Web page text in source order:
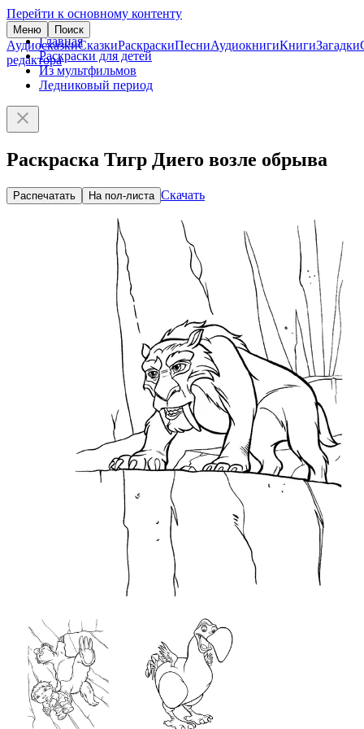
Перейти к основному контенту
Меню Поиск
АудиосказкиСказкиРаскраскиПесниАудиокнигиКнигиЗагадки
редактора
Главная
Раскраски для детей
Из мультфильмов
Ледниковый период
Раскраска Тигр Диего возле обрыва
Распечатать На пол-листа Скачать